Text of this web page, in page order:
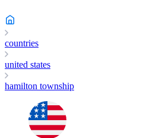
countries
united states
hamilton township